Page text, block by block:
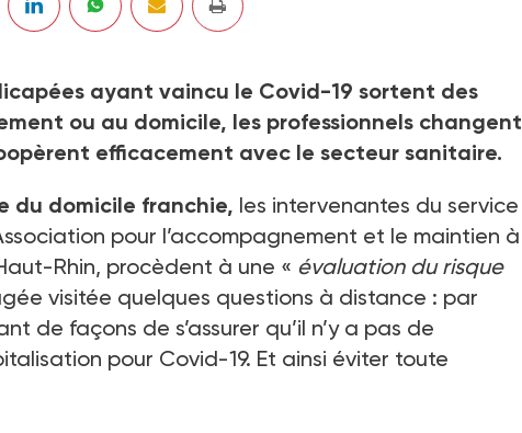
ayant vaincu le Covid-19 sortent des
ou au domicile, les professionnels changent
efficacement avec le secteur sanitaire.
du domicile franchie, les intervenantes du service
pour l’accompagnement et le maintien à
Rhin, procèdent à une « évaluation du risque
visitée quelques questions à distance : par
de façons de s’assurer qu’il n’y a pas de
pour Covid-19. Et ainsi éviter toute